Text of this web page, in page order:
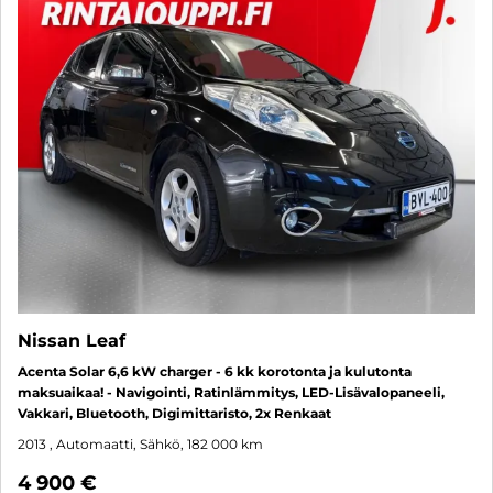
Nissan Leaf
Acenta Solar 6,6 kW charger - 6 kk korotonta ja kulutonta
maksuaikaa! - Navigointi, Ratinlämmitys, LED-Lisävalopaneeli,
Vakkari, Bluetooth, Digimittaristo, 2x Renkaat
2013 , Automaatti, Sähkö, 182 000 km
4 900 €